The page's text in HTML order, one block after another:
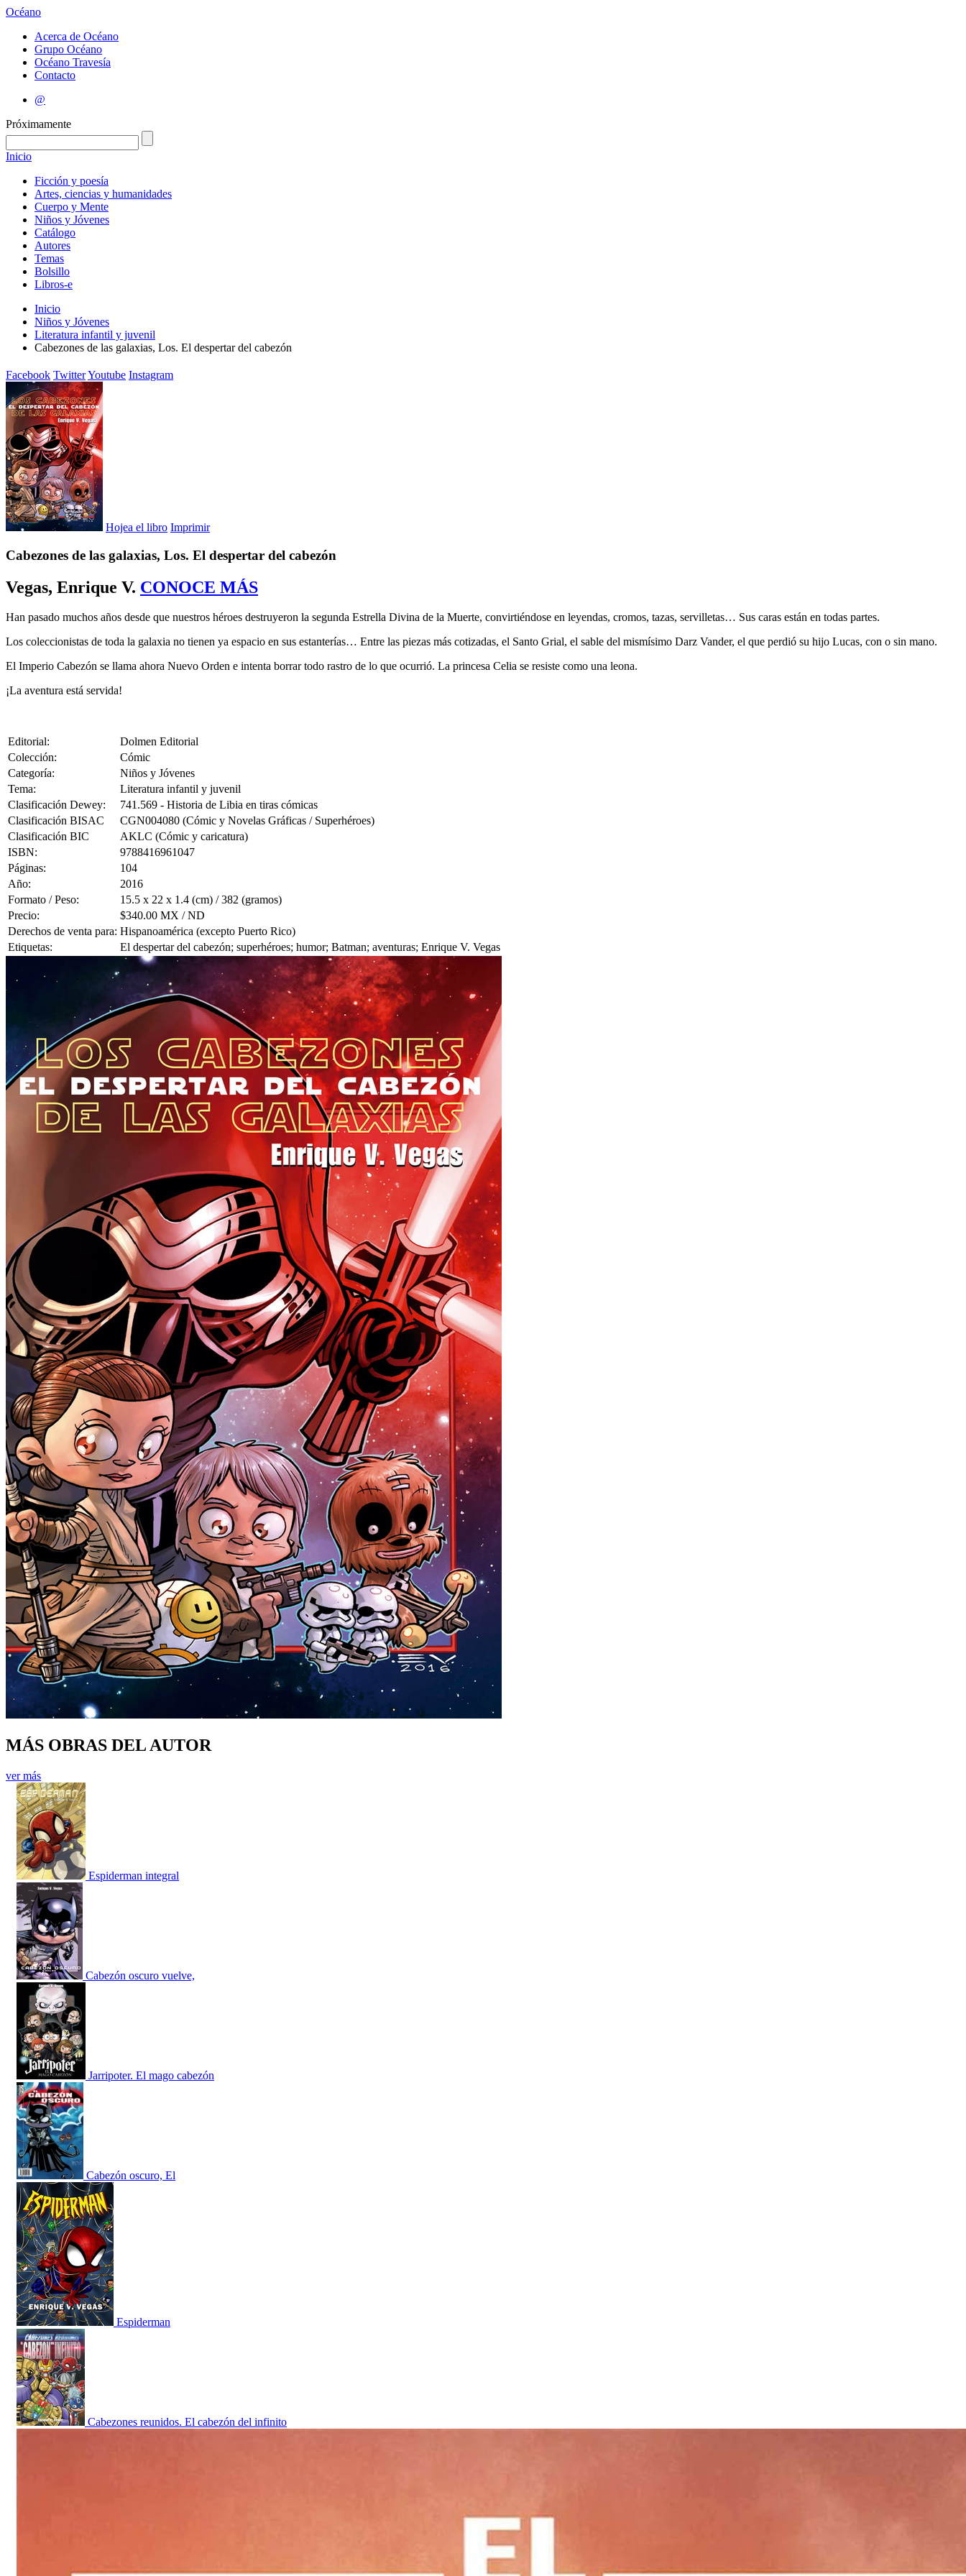
Océano
Acerca de Océano
Grupo Océano
Océano Travesía
Contacto
@
Próximamente
Inicio
Ficción y poesía
Artes, ciencias y humanidades
Cuerpo y Mente
Niños y Jóvenes
Catálogo
Autores
Temas
Bolsillo
Libros-e
Inicio
Niños y Jóvenes
Literatura infantil y juvenil
Cabezones de las galaxias, Los. El despertar del cabezón
Facebook TwitterYoutube Instagram
Hojea el libro Imprimir
Cabezones de las galaxias, Los. El despertar del cabezón
Vegas, Enrique V. CONOCE MÁS
Han pasado muchos años desde que nuestros héroes destruyeron la segunda Estrella Divina de la Muerte, convirtiéndose en leyendas, cromos, tazas, servilletas… Sus caras están en todas partes.
Los coleccionistas de toda la galaxia no tienen ya espacio en sus estanterías… Entre las piezas más cotizadas, el Santo Grial, el sable del mismísimo Darz Vander, el que perdió su hijo Lucas, con o sin mano.
El Imperio Cabezón se llama ahora Nuevo Orden e intenta borrar todo rastro de lo que ocurrió. La princesa Celia se resiste como una leona.
¡La aventura está servida!
Editorial:
Dolmen Editorial
Colección:
Cómic
Categoría:
Niños y Jóvenes
Tema:
Literatura infantil y juvenil
Clasificación Dewey:
741.569 - Historia de Libia en tiras cómicas
Clasificación BISAC
CGN004080 (Cómic y Novelas Gráficas / Superhéroes)
Clasificación BIC
AKLC (Cómic y caricatura)
ISBN:
9788416961047
Páginas:
104
Año:
2016
Formato / Peso:
15.5 x 22 x 1.4 (cm) / 382 (gramos)
Precio:
$340.00 MX / ND
Derechos de venta para: Hispanoamérica (excepto Puerto Rico)
Etiquetas:
El despertar del cabezón; superhéroes; humor; Batman; aventuras; Enrique V. Vegas
MÁS OBRAS DEL AUTOR
ver más
Espiderman integral
Cabezón oscuro vuelve,
Jarripoter. El mago cabezón
Cabezón oscuro, El
Espiderman
Cabezones reunidos. El cabezón del infinito